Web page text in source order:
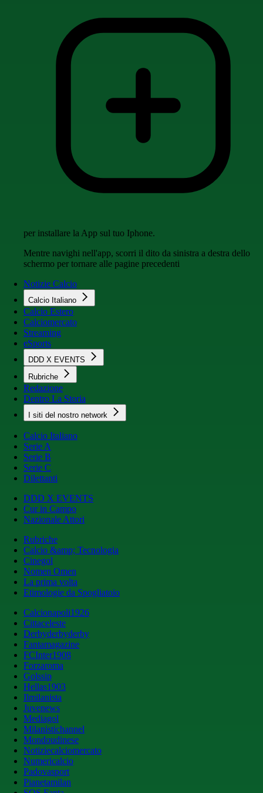
per installare la App sul tuo Iphone.
Mentre navighi nell'app, scorri il dito da sinistra a destra dello
schermo per tornare alle pagine precedenti
Notizie Calcio
Calcio Italiano
Calcio Estero
Calciomercato
Streaming
eSports
DDD X EVENTS
Rubriche
Redazione
Dentro La Storia
I siti del nostro network
Calcio Italiano
Serie A
Serie B
Serie C
Dilettanti
DDD X EVENTS
Cur in Campo
Nazionale Attori
Rubriche
Calcio &amp; Tecnologia
Cinegol
Nomen Omen
La prima volta
Etimologie da Spogliatoio
Calcionapoli1926
Cittaceleste
Derbyderbyderby
Fantamagazine
FCInter1908
Forzaroma
Golssip
Hellas1903
Ilmilanista
Juvenews
Mediagol
Milanistichannel
Mondoudinese
Notiziecalciomercato
Numericalcio
Padovasport
Pianetamilan